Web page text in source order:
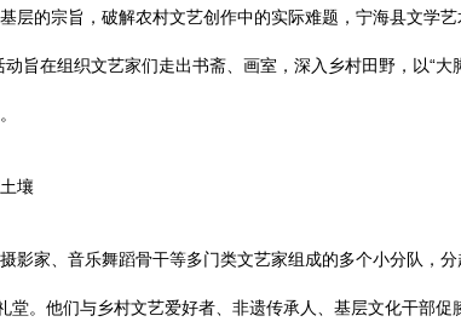
层的宗旨，破解农村文艺创作中的实际难题，宁海县文学
旨在组织文艺家们走出书斋、画室，深入乡村田野，以“
壤
影家、音乐舞蹈骨干等多门类文艺家组成的多个小分队，
堂。他们与乡村文艺爱好者、非遗传承人、基层文化干部